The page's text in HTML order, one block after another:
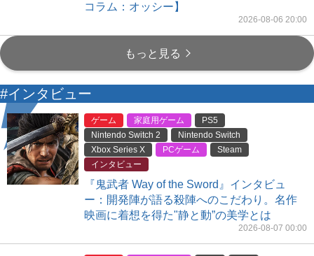
コラム：オッシー】
2026-08-06 20:00
もっと見る
#インタビュー
ゲーム 家庭用ゲーム
PS5
Nintendo Switch 2
Nintendo Switch
Xbox Series X
PCゲーム
Steam
インタビュー
『鬼武者 Way of the Sword』インタビュ
ー：開発陣が語る殺陣へのこだわり。名作
映画に着想を得た"静と動”の美学とは
2026-08-07 00:00